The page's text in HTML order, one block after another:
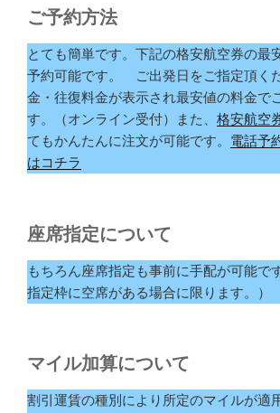
ご予約方法
とても簡単です。下記の格安航空券の最
予約可能です。 ご出発日をご指定頂く
金・往復料金が表示され最安値の料金で
す。（オンライン受付）また、 格安航空
てもかんたんに注文が可能です。 電話予
はコチラ
座席指定について
もちろん座席指定も事前に手配が可能で
指定枠に空席がある場合に限ります。）
マイル加算について
割引運賃の種別により所定のマイルが適